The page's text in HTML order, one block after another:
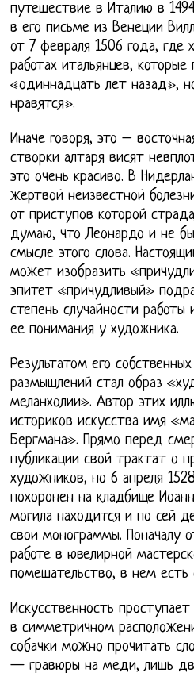
путешествие в Италию в
в его письме из Венеции
от 7 февраля 1506 года, где
работах итальянцев,
«одиннадцать лет назад»,
нравятся».
Иначе говоря, это –
створки алтаря висят
это очень красиво. В
жертвой неизвестной
от приступов которой
думаю, что Леонардо и не
смысле этого слова.
может изобразить
эпитет «причудливый»
степень случайности работы
ее понимания у художника.
Результатом его
размышлений стал образ
меланхолии». Автор этих
историков искусства имя
Бергмана». Прямо перед
публикации свой трактат о
художников, но 6 апреля
похоронен на кладбище
могила находится и по сей
свои монограммы. Поначалу
работе в ювелирной
помешательство, в нем есть
Искусственность
в симметричном
собачки можно прочитать
— гравюры на меди, лишь